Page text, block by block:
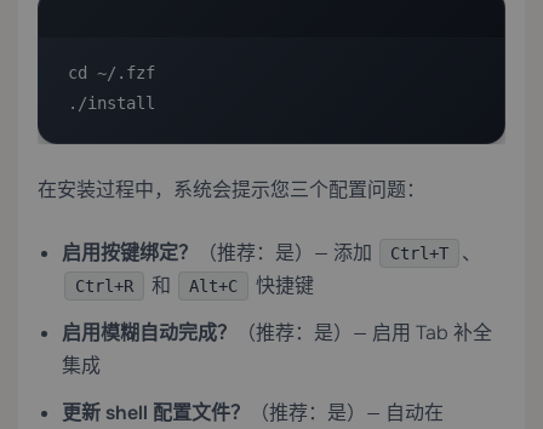
cd ~/.fzf
./install
在安装过程中，系统会提示您三个配置问题：
启用按键绑定？ （推荐：是）— 添加 Ctrl+T 、
Ctrl+R 和 Alt+C
快捷键
启用模糊自动完成？
（推荐：是）— 启用 Tab 补全
集成
更新 shell 配置文件？
（推荐：是）— 自动在